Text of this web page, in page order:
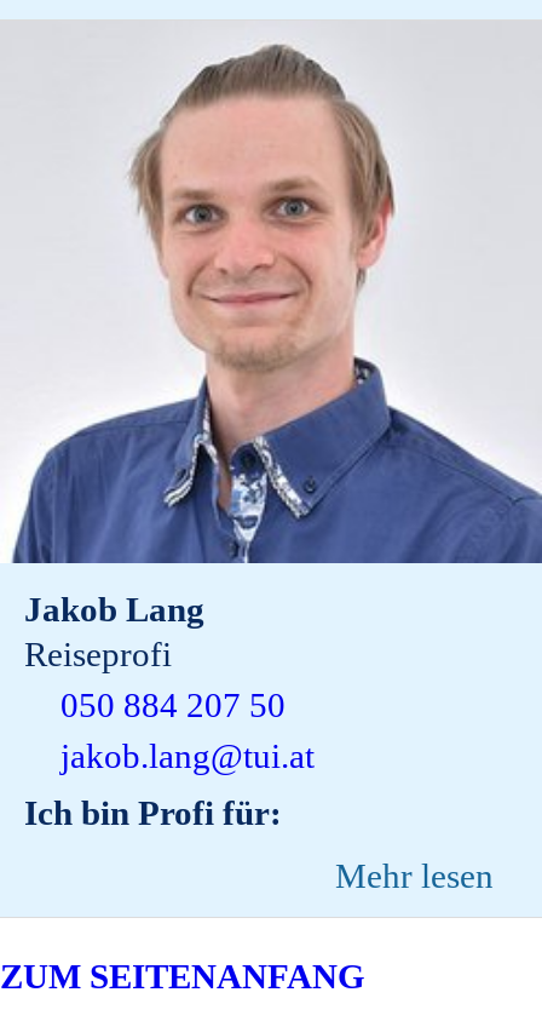
Jakob Lang
Reiseprofi
050 884 207 50
jakob.lang@tui.at
Ich bin Profi für:
Mehr lesen
ZUM SEITENANFANG